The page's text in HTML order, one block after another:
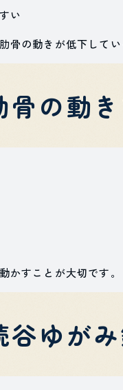
い
骨の動きが低下してい
骨の動
かすことが大切です。
谷ゆが